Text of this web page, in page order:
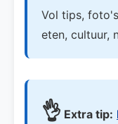
Vol tips,
eten, cultuur,
👌 Extra tip: